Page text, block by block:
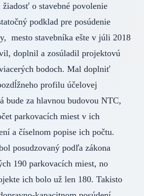
o stavebné povolenie
podklad pre posúdenie
mesto stavebníka ešte v júli 2018
doplnil a zosúladil projektovú
bodoch. Mal doplniť
profilu účelovej
bude za hlavnou budovou NTC,
parkovacích miest v ich
a číselnom popise ich počtu.
posudzovaný podľa zákona
190 parkovacích miest, no
ich bolo už len 180. Takisto